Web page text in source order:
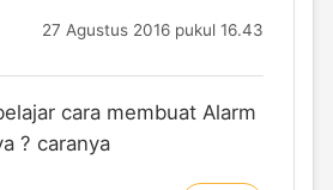
27 Agustus 2016 pukul 16.43
cara membuat Alarm
? caranya